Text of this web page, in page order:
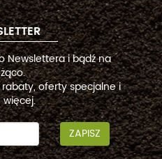
Newslettera i bądź na
oferty specjalne i
ZAPISZ